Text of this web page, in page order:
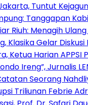
Tuntut
Tanggapan
Riuh: Menagih
Gelar Diskusi
Ketua Harian
Ireng”, Jurnalis
Seorang
Triliunan Febrie